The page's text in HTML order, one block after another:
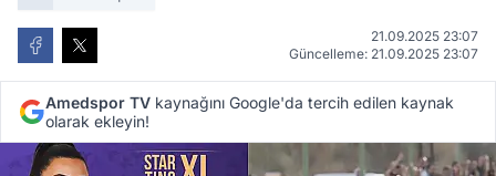
21.09.2025 23:07
Güncelleme: 21.09.2025 23:07
Amedspor TV kaynağını Google'da tercih edilen kaynak
olarak ekleyin!